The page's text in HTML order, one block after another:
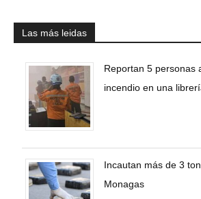
Las más leidas
Reportan 5 personas
incendio en una
Incautan más de 3
Monagas